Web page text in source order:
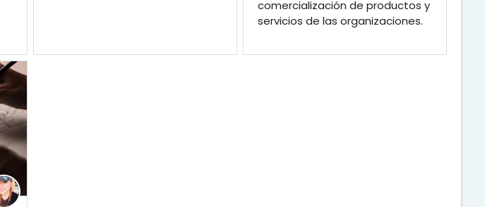
comercialización de productos y
servicios de las organizaciones.